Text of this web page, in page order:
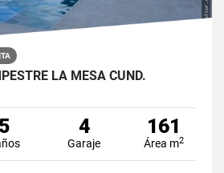
LA MESA CUND.
5 4
Garaje
161
Área m2